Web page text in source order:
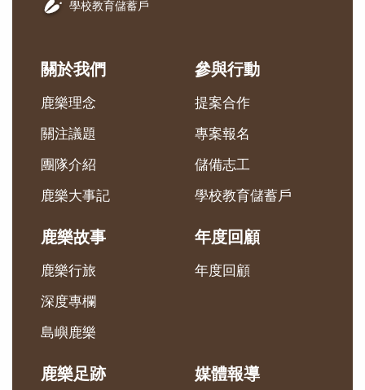
學校教育儲蓄戶
關於我們
鹿樂理念
關注議題
團隊介紹
鹿樂大事記
參與行動
提案合作
專案報名
儲備志工
學校教育儲蓄戶
鹿樂故事
鹿樂行旅
深度專欄
島嶼鹿樂
年度回顧
年度回顧
鹿樂足跡 媒體報導